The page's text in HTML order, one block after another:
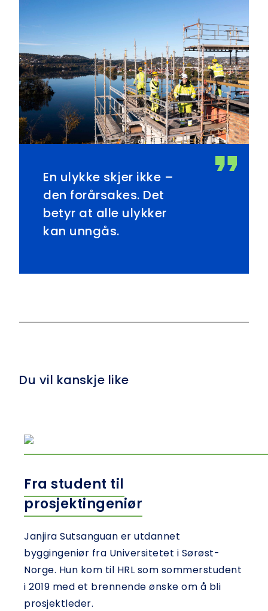
En ulykke skjer ikke –
den forårsakes. Det
betyr at alle ulykker
kan unngås.
Du vil kanskje like
Fra student til
prosjektingeniør
Janjira Sutsanguan er utdannet
byggingeniør fra Universitetet i Sørøst-
Norge. Hun kom til HRL som sommerstudent
i 2019 med et brennende ønske om å bli
prosjektleder.